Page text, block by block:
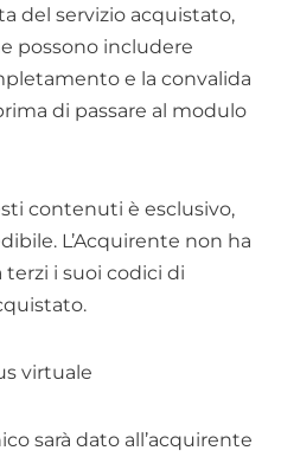
del servizio acquistato,
possono includere
e la convalida
di passare al modulo
contenuti è esclusivo,
L’Acquirente non ha
i suoi codici di
virtuale
sarà dato all’acquirente